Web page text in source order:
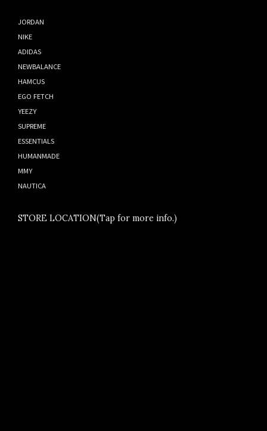
JORDAN
NIKE
ADIDAS
NEWBALANCE
HAMCUS
EGO FETCH
YEEZY
SUPREME
ESSENTIALS
HUMANMADE
MMY
NAUTICA
STORE LOCATION(Tap for more info.)